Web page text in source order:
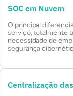
SOC em Nuvem
O principal
serviço, totalmente
necessidade de
segurança
Centralização